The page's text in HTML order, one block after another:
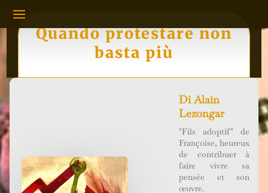
Quando protestare non
basta più
DiAlain
Lezongar
"Fils adoptif" de
Françoise, heureux
de contribuer à
faire vivre sa
pensée et son
œuvre.